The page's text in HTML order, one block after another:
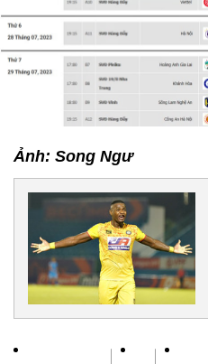
Ảnh: Song Ngư